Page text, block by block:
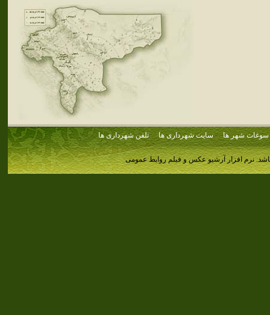
سوغات شهر ها سایت شهرداری ها تلفن شهرداری ها
نرم افزار آرشیو عکس و فیلم روابط عمومی